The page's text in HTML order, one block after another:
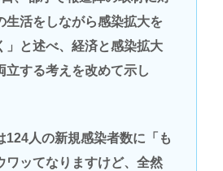
生活をしながら感染拡大を
」と述べ、経済と感染拡大
立する考えを改めて示し
人の新規感染者数に「も
ワッてなりますけど、全然